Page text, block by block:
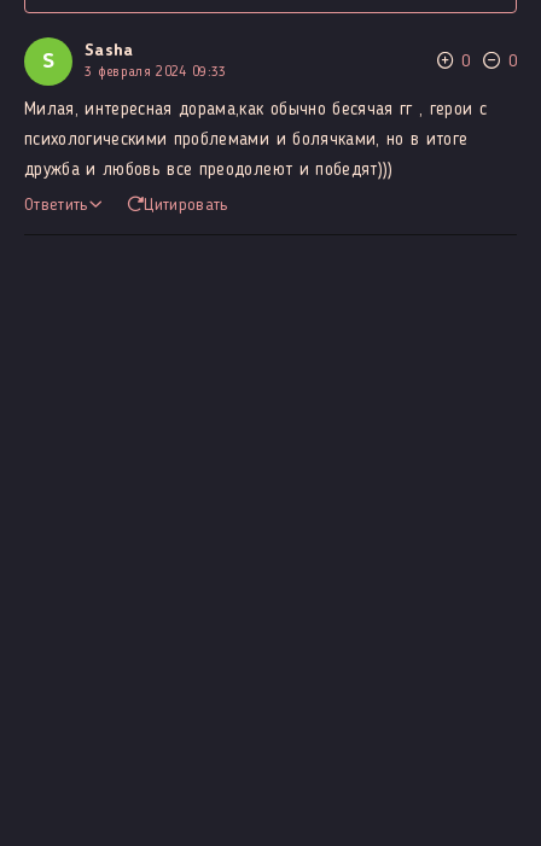
S Sasha
3 февраля 2024 09:33
0 0
Милая, интересная дорама,как обычно бесячая гг , герои с
психологическими проблемами и болячками, но в итоге
дружба и любовь все преодолеют и победят)))
Ответить Цитировать